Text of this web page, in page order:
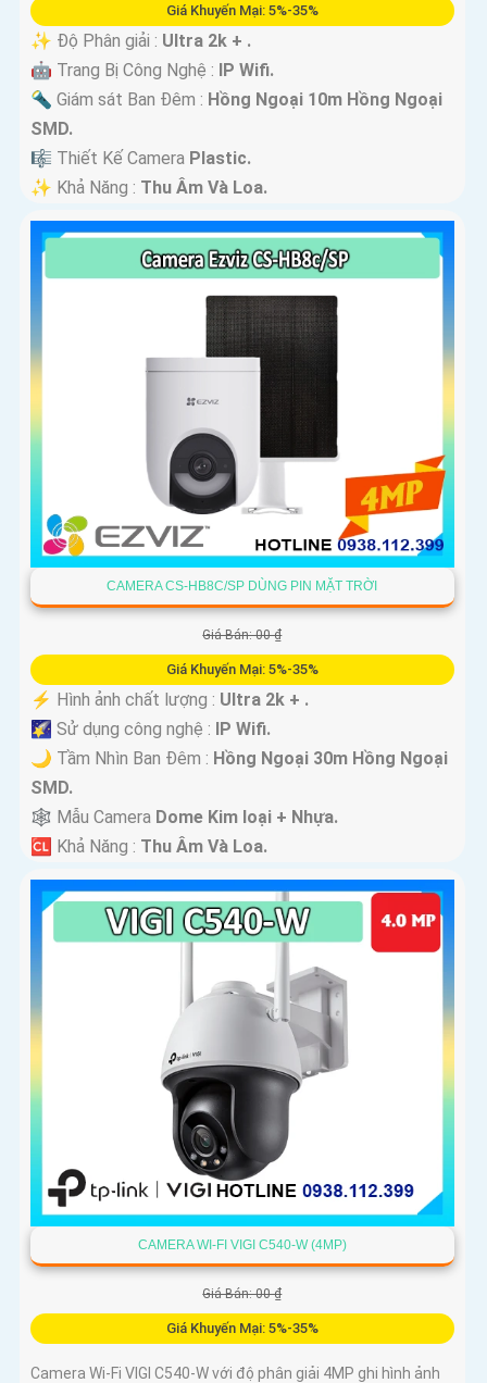
Giá Khuyến Mại: 5%-35%
✨ Độ Phân giải : Ultra 2k + .
🤖️ Trang Bị Công Nghệ : IP Wifi.
🔦 Giám sát Ban Đêm : Hồng Ngoại 10m Hồng Ngoại
SMD.
🎼️ Thiết Kế Camera Plastic.
️✨ Khả Năng : Thu Âm Và Loa.
CAMERA CS-HB8C/SP DÙNG PIN MẶT TRỜI
Giá Bán: 00 ₫
Giá Khuyến Mại: 5%-35%
️⚡ Hình ảnh chất lượng : Ultra 2k + .
🌠 Sử dụng công nghệ : IP Wifi.
🌙 Tầm Nhìn Ban Đêm : Hồng Ngoại 30m Hồng Ngoại
SMD.
🕸️ Mẫu Camera Dome Kim loại + Nhựa.
️🆑 Khả Năng : Thu Âm Và Loa.
CAMERA WI-FI VIGI C540-W (4MP)
Giá Bán: 00 ₫
Giá Khuyến Mại: 5%-35%
Camera Wi-Fi VIGI C540-W với độ phân giải 4MP ghi hình ảnh